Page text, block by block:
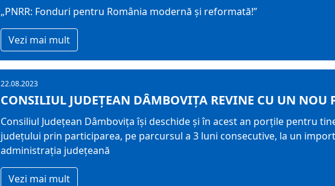
„PNRR: Fonduri pentru România modernă și reformată!”
Vezi mai mult
22.08.2023
CONSILIUL JUDEȚEAN DÂMBOVIȚA REVINE CU UN NOU
Consiliul Județean Dâmbovița își deschide și în acest an porțile pentru
județului prin participarea, pe parcursul a 3 luni consecutive, la un
administrația județeană
Vezi mai mult